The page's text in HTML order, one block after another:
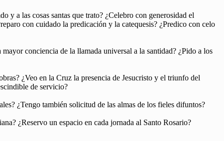
y a las cosas santas que trato? ¿Celebro con generosidad el
con cuidado la predicación y la catequesis? ¿Predico con celo
conciencia de la llamada universal a la santidad? ¿Pido a los
¿Veo en la Cruz la presencia de Jesucristo y el triunfo del
de servicio?
¿Tengo también solicitud de las almas de los fieles difuntos?
¿Reservo un espacio en cada jornada al Santo Rosario?